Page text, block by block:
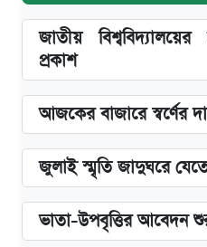
জাতীয়
প্রকাশ
আজকের বাজারে স্বর্ণের
জুলাই স্মৃতি জাদুঘরে
ভাতা-উপবৃত্তির আবেদন